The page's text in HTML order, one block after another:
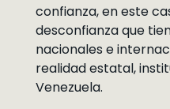
confianza, en este
desconfianza que
nacionales e
realidad estatal,
Venezuela.